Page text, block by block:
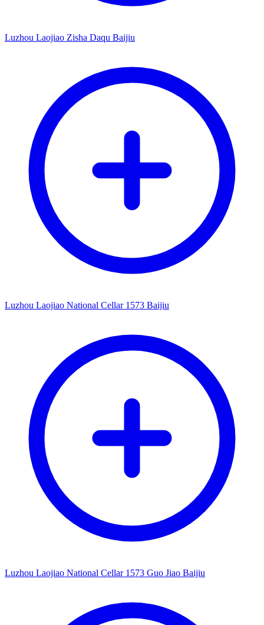
Luzhou Laojiao Zisha Daqu Baijiu
Luzhou Laojiao National Cellar 1573 Baijiu
Luzhou Laojiao National Cellar 1573 Guo Jiao Baijiu